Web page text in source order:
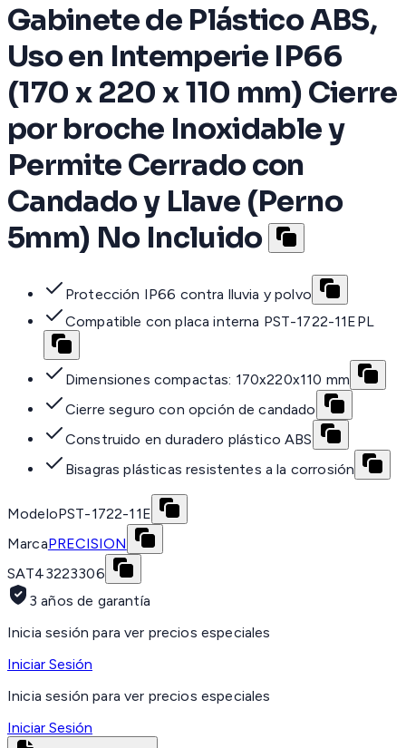
Gabinete de Plástico ABS,
Uso en Intemperie IP66
(170 x 220 x 110 mm) Cierre
por broche Inoxidable y
Permite Cerrado con
Candado y Llave (Perno
5mm) No Incluido
Protección IP66 contra lluvia y polvo
Compatible con placa interna PST-1722-11EPL
Dimensiones compactas: 170x220x110 mm
Cierre seguro con opción de candado
Construido en duradero plástico ABS
Bisagras plásticas resistentes a la corrosión
ModeloPST-1722-11E
MarcaPRECISION
SAT43223306
3 años de garantía
Inicia sesión para ver precios especiales
Iniciar Sesión
Inicia sesión para ver precios especiales
Iniciar Sesión